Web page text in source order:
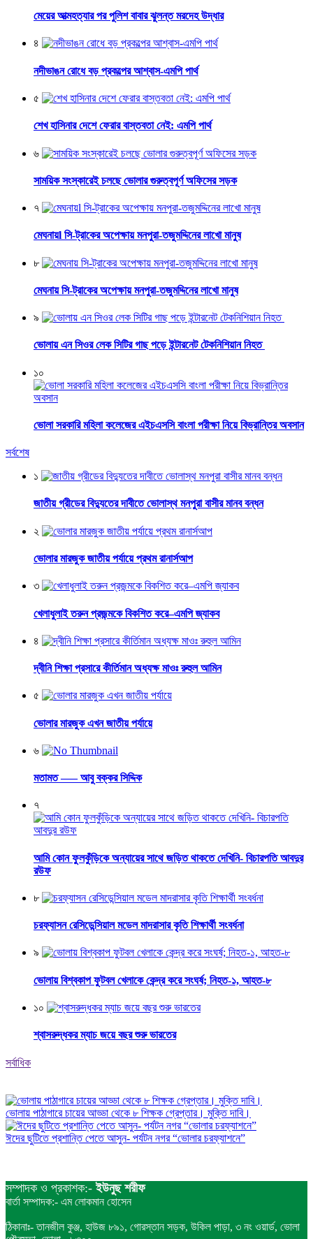
মেয়ের আত্মহত্যার পর পুলিশ বাবার ঝুলন্ত মরদেহ উদ্ধার
৪
নদীভাঙন রোধে বড় প্রকল্পের আশ্বাস-এমপি পার্থ
৫
শেখ হাসিনার দেশে ফেরার বাস্তবতা নেই: এমপি পার্থ
৬
সাময়িক সংস্কারেই চলছে ভোলার গুরুত্বপূর্ণ অফিসের সড়ক
৭
মেঘনায়l সি-ট্রাকের অপেক্ষায় মনপুরা-তজুমদ্দিনের লাখো মানুষ
৮
মেঘনায় সি-ট্রাকের অপেক্ষায় মনপুরা-তজুমদ্দিনের লাখো মানুষ
৯
ভোলায় এন সিওর লেক সিটির গাছ পড়ে ইন্টারনেট টেকনিশিয়ান নিহত
১০
ভোলা সরকারি মহিলা কলেজের এইচএসসি বাংলা পরীক্ষা নিয়ে বিভ্রান্তির অবসান
সর্বশেষ
১
জাতীয় গ্রীডের বিদ্যুতের দাবীতে ভোলাস্থ মনপুরা বাসীর মানব বন্ধন
২
ভোলার মারজুক জাতীয় পর্যায়ে প্রথম রানার্সআপ
৩
খেলাধুলাই তরুন প্রজন্মকে বিকশিত করে–এমপি জ্যাকব
৪
দ্বীনি শিক্ষা প্রসারে কীর্তিমান অধ্যক্ষ মাওঃ রুহুল আমিন
৫
ভোলার মারজুক এখন জাতীয় পর্যায়ে
৬
মতামত —– আবু বক্কর সিদ্দিক
৭
আমি কোন ফুলকুঁড়িকে অন্যায়ের সাথে জড়িত থাকতে দেখিনি- বিচারপতি আবদুর
রউফ
৮
চরফ্যাসন রেসিডেন্সিয়াল মডেল মাদরাসার কৃতি শিক্ষার্থী সংবর্ধনা
৯
ভোলায় বিশ্বকাপ ফুটবল খেলাকে কেন্দ্র করে সংঘর্ষ; নিহত-১, আহত-৮
১০
শ্বাসরুদ্ধকর ম্যাচ জয়ে বছর শুরু ভারতের
সর্বাধিক
ভোলায় পাঠাগারে চায়ের আড্ডা থেকে ৮ শিক্ষক গ্রেপ্তার। মুক্তি দাবি।
ঈদের ছুটিতে প্রশান্তি পেতে আসুন- পর্যটন নগর “ভোলার চরফ্যাশনে”
সম্পাদক ও প্রকাশক:-ইউনুছ শরীফ
বার্তা সম্পাদক:- এম লোকমান হোসেন
ঠিকানাঃ- তানজীল কুঞ্জ, হাউজ ৮৯১, গোরস্তান সড়ক, উকিল পাড়া, ৩ নং ওয়ার্ড, ভোলা